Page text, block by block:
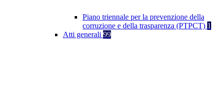
Piano triennale per la prevenzione della
corruzione e della trasparenza (PTPCT) 1
Atti generali 99